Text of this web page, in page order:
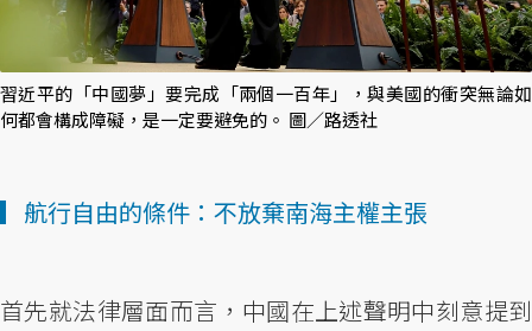
習近平的「中國夢」要完成「兩個一百年」，與美國的衝突無論如
何都會構成障礙，是一定要避免的。 圖／路透社
▎航行自由的條件：不放棄南海主權主張
首先就法律層面而言，中國在上述聲明中刻意提到